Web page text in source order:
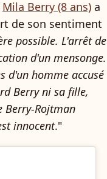
Mila Berry (8 ans) a
de son sentiment
possible. L'arrêt de
d'un mensonge.
d'un homme accusé
Berry ni sa fille,
Berry-Rojtman
innocent."